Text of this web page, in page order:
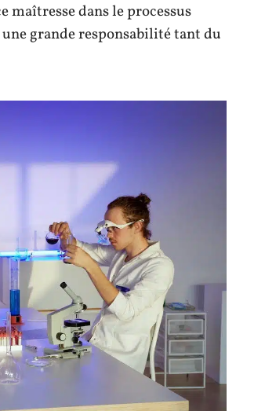
maîtresse dans le processus
grande responsabilité tant du